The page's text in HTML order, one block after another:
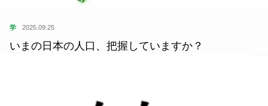
学 2025.09.25
いまの日本の人口、把握していますか？